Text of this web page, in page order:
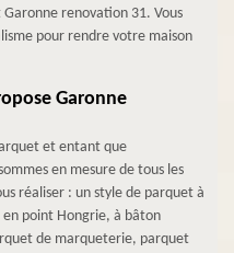
renovation 31. Vous
pour rendre votre maison
Garonne
et entant que
en mesure de tous les
réaliser : un style de parquet à
en point Hongrie, à bâton
de marqueterie, parquet